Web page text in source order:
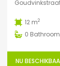
12 m2
0
NU